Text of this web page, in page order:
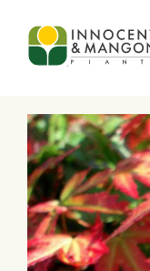
Skip to main content